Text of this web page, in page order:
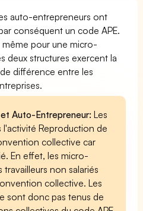
auto-entrepreneurs ont
conséquent un code APE.
pour une micro-
deux structures exercent la
différence entre les
Auto-Entrepreneur: Les
Reproduction de
collective car
En effet, les micro-
non salariés
collective. Les
sont donc pas tenus de